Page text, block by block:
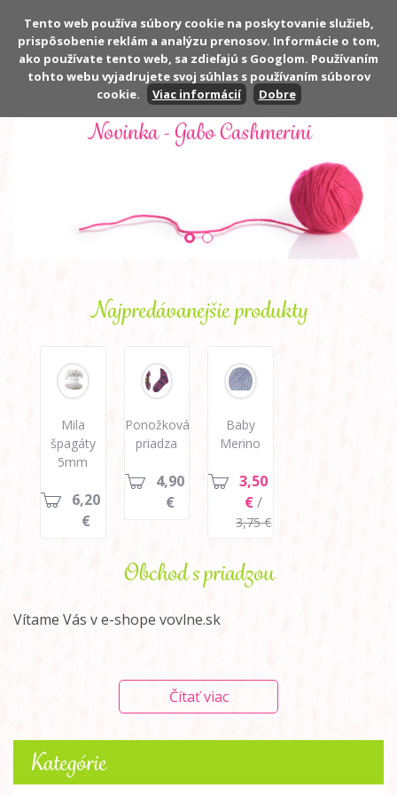
Počet:0 ks
Cena: 0,00 €
Novinka - Gabo Cashmerini
Najpredávanejšie produkty
Mila
špagáty
5mm
6,20
€
Ponožková
priadza
4,90
€
Baby
Merino
3,50
€/
3,75 €
Obchod s priadzou
Vítame Vás v e-shope vovlne.sk
Čítať viac
Kategórie
Tento web používa súbory cookie na poskytovanie služieb,
prispôsobenie reklám a analýzu prenosov. Informácie o tom,
ako používate tento web, sa zdieľajú s Googlom. Používaním
tohto webu vyjadrujete svoj súhlas s používaním súborov
cookie.
Viac informácií Dobre